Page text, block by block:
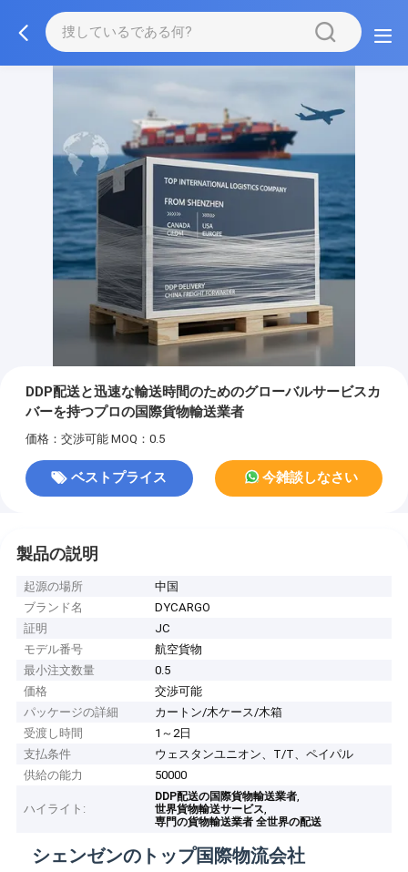
DDP配送と迅速な輸送時間のためのグローバルサービスカ
バーを持つプロの国際貨物輸送業者
価格：交渉可能 MOQ：0.5
ベストプライス 今雑談しなさい
製品の説明
起源の場所
中国
ブランド名
DYCARGO
証明
JC
モデル番号
航空貨物
最小注文数量
0.5
価格
交渉可能
パッケージの詳細
カートン/木ケース/木箱
受渡し時間
1～2日
支払条件
ウェスタンユニオン、T/T、ペイパル
供給の能力
50000
ハイライト:
DDP配送の国際貨物輸送業者,
世界貨物輸送サービス,
専門の貨物輸送業者 全世界の配送
シェンゼンのトップ国際物流会社